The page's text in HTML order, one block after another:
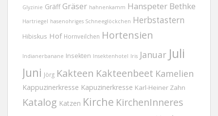
Glyzinie Gräff Gräser hahnenkamm Hanspeter Bethke
Hartriegel hasenohriges Schneeglöckchen Herbstastern
Hibiskus Hof Hornveilchen Hortensien
Indianerbanane Insekten Insektenhotel Iris Januar Juli
Juni Jörg Kakteen Kakteenbeet Kamelien
Kappuzinerkresse Kapuzinerkresse Karl-Heiner Zahn
Katalog Katzen Kirche KirchenInneres